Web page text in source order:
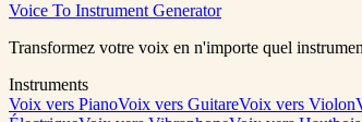
Voice To Instrument Generator
Transformez votre voix en n'importe quel
Instruments
Voix vers PianoVoix vers GuitareVoix vers Violon